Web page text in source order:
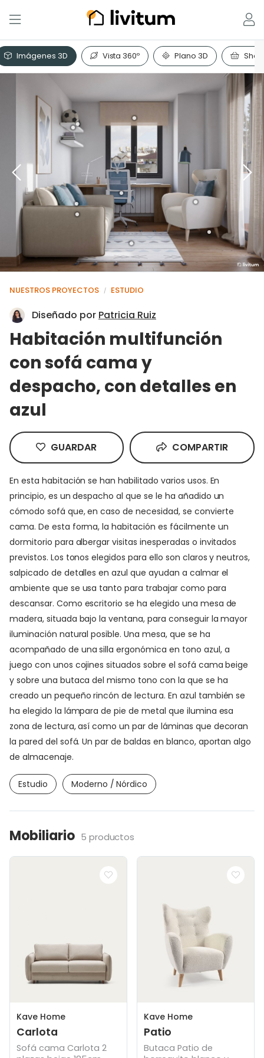
Imágenes 3D Vista 360º Plano 3D
NUESTROS PROYECTOS / ESTUDIO
Diseñado por Patricia Ruiz
Habitación multifunción
con sofá cama y
despacho, con detalles en
azul
GUARDAR COMPARTIR
En esta habitación se han habilitado varios usos. En
principio, es un despacho al que se le ha añadido un
cómodo sofá que, en caso de necesidad, se convierte
cama. De esta forma, la habitación es fácilmente un
dormitorio para albergar visitas inesperadas o invitados
previstos. Los tonos elegidos para ello son claros y neutros,
salpicado de detalles en azul que ayudan a calmar el
ambiente que se usa tanto para trabajar como para
descansar. Como escritorio se ha elegido una mesa de
madera, situada bajo la ventana, para conseguir la mayor
iluminación natural posible. Una mesa, que se ha
acompañado de una silla ergonómica en tono azul, a
juego con unos cojines situados sobre el sofá cama beige
y sobre una butaca del mismo tono con la que se ha
creado un pequeño rincón de lectura. En azul también se
ha elegido la lámpara de pie de metal que ilumina esa
zona de lectura, así como un par de láminas que decoran
la pared del sofá. Un par de baldas en blanco, aportan algo
de almacenaje.
Estudio Moderno / Nórdico
Mobiliario 5 productos
Kave Home
Carlota
Sofá cama Carlota 2
Kave Home
Patio
Butaca Patio de